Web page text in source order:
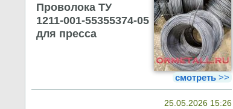
Проволока ТУ
1211-001-55355374-05
для пресса
смотреть>>
25.05.2026 15:26